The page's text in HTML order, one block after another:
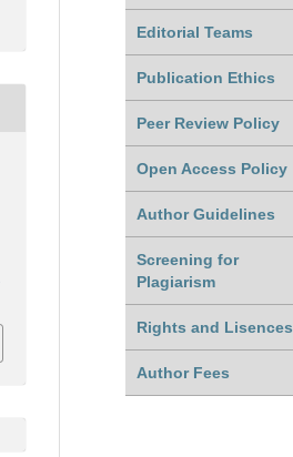
Editorial Teams
Publication Ethics
Peer Review Policy
Open Access Policy
Author Guidelines
Screening for
Plagiarism
Rights and Lisences
Author Fees